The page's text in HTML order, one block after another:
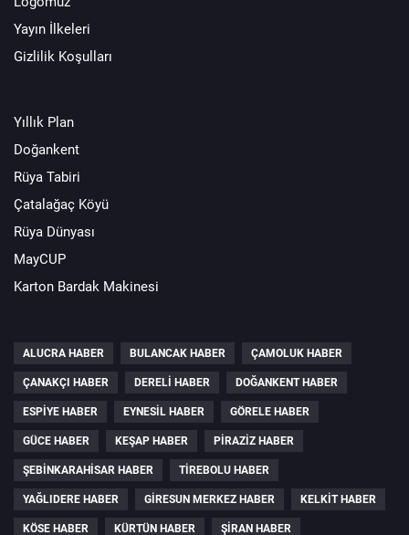
Yayın İlkeleri
Gizlilik Koşulları
Yıllık Plan
Doğankent
Rüya Tabiri
Çatalağaç Köyü
Rüya Dünyası
MayCUP
Karton Bardak Makinesi
ALUCRA HABER BULANCAK HABER ÇAMOLUK HABER
ÇANAKÇI HABER DERELI HABER DOĞANKENT HABER
ESPIYE HABER EYNESIL HABER GÖRELE HABER
GÜCE HABER KEŞAP HABER PIRAZIZ HABER
ŞEBINKARAHISAR HABER TIREBOLU HABER
YAĞLIDERE HABER GIRESUN MERKEZ HABER KELKIT HABER
KÖSE HABER KÜRTÜN HABER ŞIRAN HABER